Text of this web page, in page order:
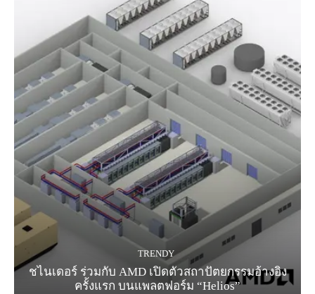
TRENDY
ชไนเดอร์ ร่วมกับ AMD เปิดตัวสถาปัตยกรรมอ้างอิง
ครั้งแรก บนแพลตฟอร์ม “Helios”